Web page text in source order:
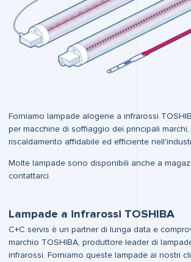
Forniamo lampade alogene a infrarossi
per macchine di soffiaggio dei principali
riscaldamento affidabile ed efficiente
Molte lampade sono disponibili anche a
contattarci.
Lampade a infrarossi TOSHIBA
C+C servis è un partner di lunga data e
marchio TOSHIBA, produttore leader di
infrarossi. Forniamo queste lampade ai nostri